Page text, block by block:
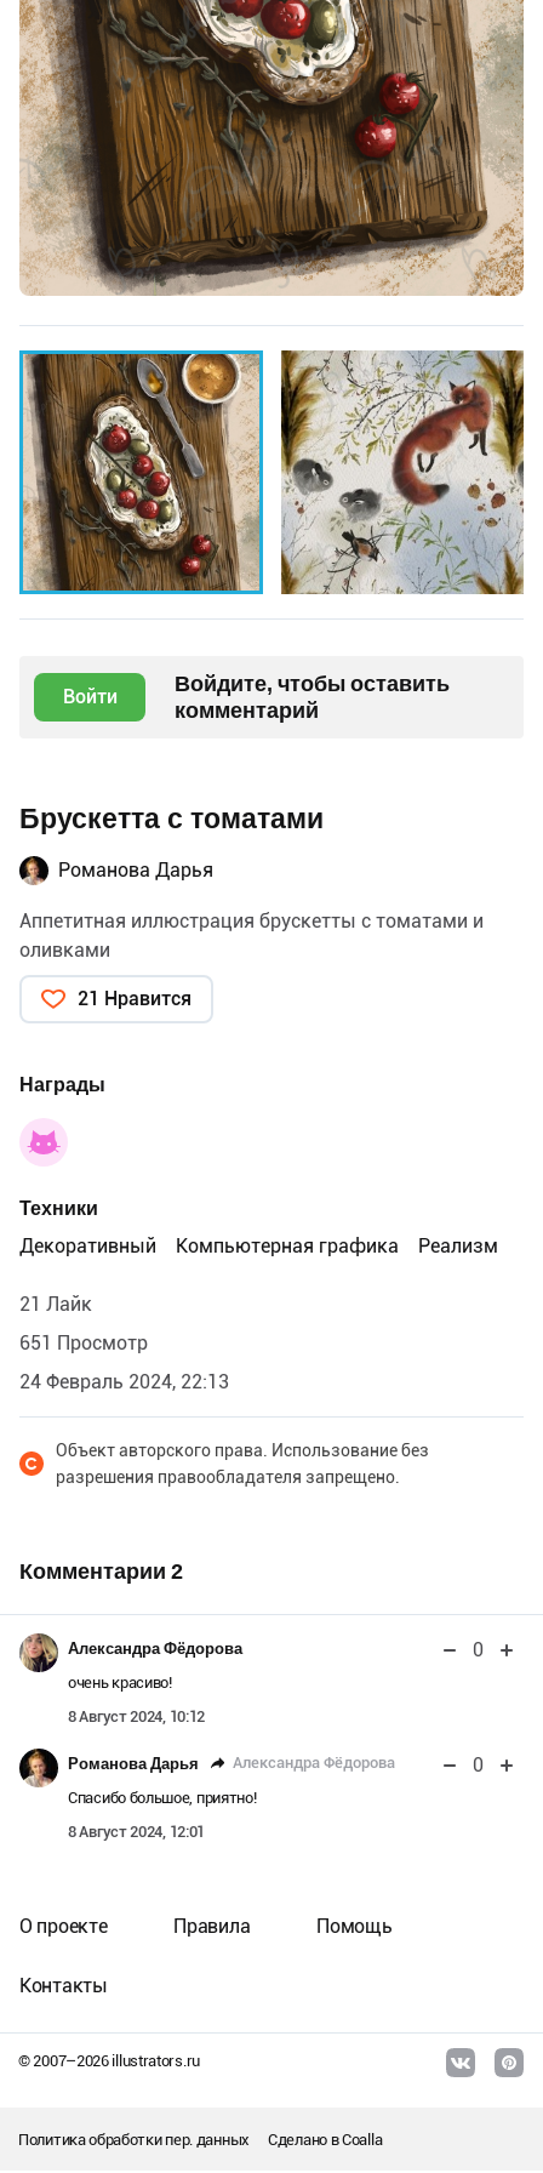
Войти
Войдите, чтобы оставить
комментарий
Брускетта с томатами
Романова Дарья
Аппетитная иллюстрация брускетты с томатами и
оливками
21 Нравится
Награды
Техники
Декоративный
Компьютерная графика Реализм
21 Лайк
651 Просмотр
24 Февраль 2024, 22:13
Объект авторского права. Использование без
разрешения правообладателя запрещено.
Комментарии 2
Александра Фёдорова 0
очень красиво!
8 Август 2024, 10:12
Романова Дарья Александра Фёдорова 0
Спасибо большое, приятно!
8 Август 2024, 12:01
© 2007–2026illustrators.ru
О проекте Правила Помощь
Контакты
Политика обработки пер. данных Сделано вCoalla